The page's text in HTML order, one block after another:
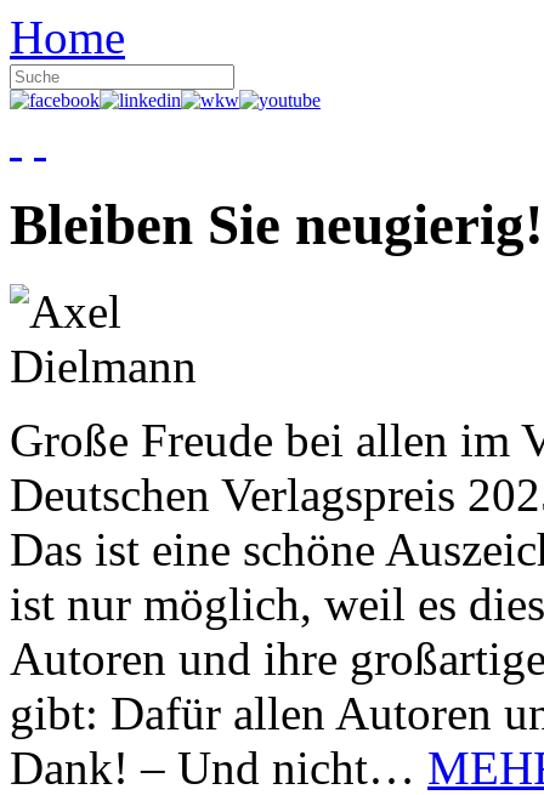
Home
Bleiben Sie neugierig!
Große Freude bei allen im
Deutschen Verlagspreis
Das ist eine schöne
ist nur möglich, weil es
Autoren und ihre
gibt: Dafür allen Autoren
Dank! – Und nicht…